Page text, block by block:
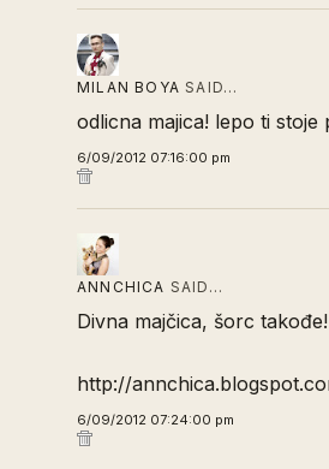
MILAN BOYA SAID…
odlicna majica! lepo ti stoje
6/09/2012 07:16:00 pm
ANNCHICA SAID…
Divna majčica, šorc
http://
6/09/2012 07:24:00 pm